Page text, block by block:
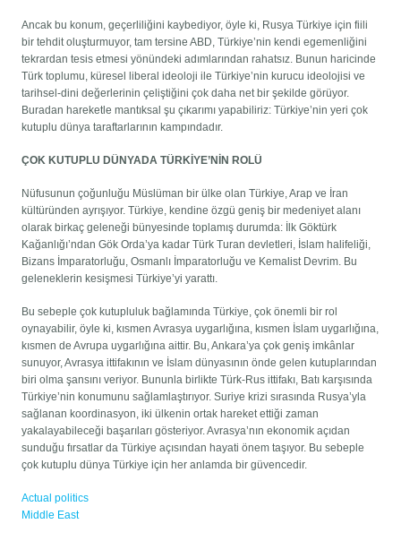
Ancak bu konum, geçerliliğini kaybediyor, öyle ki, Rusya Türkiye için fiili
bir tehdit oluşturmuyor, tam tersine ABD, Türkiye’nin kendi egemenliğini
tekrardan tesis etmesi yönündeki adımlarından rahatsız. Bunun haricinde
Türk toplumu, küresel liberal ideoloji ile Türkiye’nin kurucu ideolojisi ve
tarihsel-dini değerlerinin çeliştiğini çok daha net bir şekilde görüyor.
Buradan hareketle mantıksal şu çıkarımı yapabiliriz: Türkiye’nin yeri çok
kutuplu dünya taraftarlarının kampındadır.
ÇOK KUTUPLU DÜNYADA TÜRKİYE’NİN ROLÜ
Nüfusunun çoğunluğu Müslüman bir ülke olan Türkiye, Arap ve İran
kültüründen ayrışıyor. Türkiye, kendine özgü geniş bir medeniyet alanı
olarak birkaç geleneği bünyesinde toplamış durumda: İlk Göktürk
Kağanlığı’ndan Gök Orda’ya kadar Türk Turan devletleri, İslam halifeliği,
Bizans İmparatorluğu, Osmanlı İmparatorluğu ve Kemalist Devrim. Bu
geleneklerin kesişmesi Türkiye’yi yarattı.
Bu sebeple çok kutupluluk bağlamında Türkiye, çok önemli bir rol
oynayabilir, öyle ki, kısmen Avrasya uygarlığına, kısmen İslam uygarlığına,
kısmen de Avrupa uygarlığına aittir. Bu, Ankara’ya çok geniş imkânlar
sunuyor, Avrasya ittifakının ve İslam dünyasının önde gelen kutuplarından
biri olma şansını veriyor. Bununla birlikte Türk-Rus ittifakı, Batı karşısında
Türkiye’nin konumunu sağlamlaştırıyor. Suriye krizi sırasında Rusya’yla
sağlanan koordinasyon, iki ülkenin ortak hareket ettiği zaman
yakalayabileceği başarıları gösteriyor. Avrasya’nın ekonomik açıdan
sunduğu fırsatlar da Türkiye açısından hayati önem taşıyor. Bu sebeple
çok kutuplu dünya Türkiye için her anlamda bir güvencedir.
Actual politics
Middle East